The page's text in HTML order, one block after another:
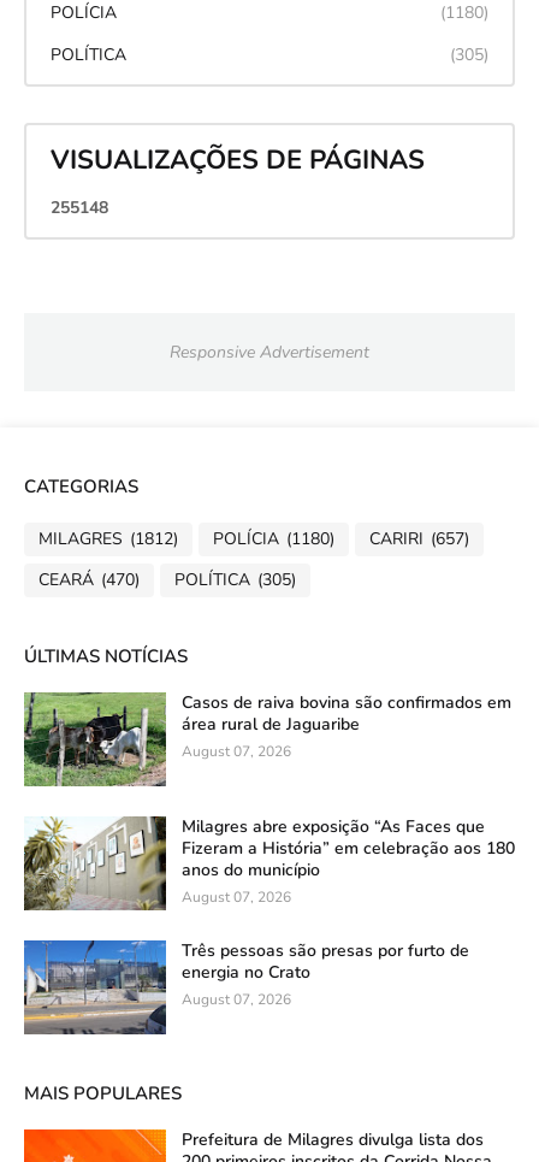
POLÍCIA
(1180)
POLÍTICA
(305)
VISUALIZAÇÕES DE PÁGINAS
255148
Responsive Advertisement
CATEGORIAS
MILAGRES (1812) POLÍCIA (1180) CARIRI (657)
CEARÁ (470) POLÍTICA (305)
ÚLTIMAS NOTÍCIAS
Casos de raiva bovina são confirmados em
área rural de Jaguaribe
August 07, 2026
Milagres abre exposição “As Faces que
Fizeram a História” em celebração aos 180
anos do município
August 07, 2026
Três pessoas são presas por furto de
energia no Crato
August 07, 2026
MAIS POPULARES
Prefeitura de Milagres divulga lista dos